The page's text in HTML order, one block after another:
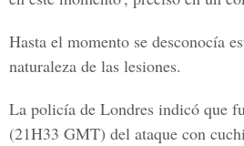
Hasta el momento se desconocía
naturaleza de las lesiones.
La policía de Londres indicó que
(21H33 GMT) del ataque con